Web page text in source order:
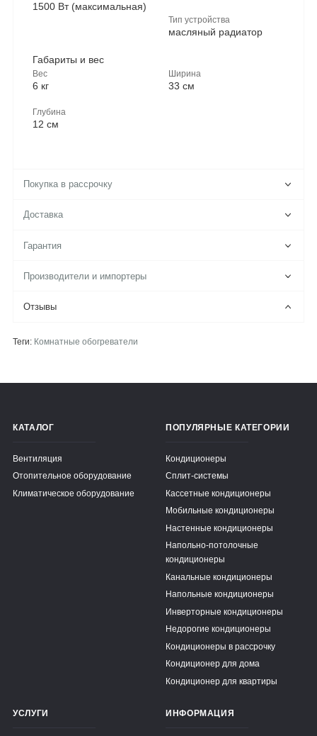
1500 Вт (максимальная)
Тип устройства
масляный радиатор
Габариты и вес
Вес
6 кг
Глубина
12 см
Ширина
33 см
Покупка в рассрочку
Доставка
Гарантия
Производители и импортеры
Отзывы
Теги: Комнатные обогреватели
КАТАЛОГ
Вентиляция
Отопительное оборудование
Климатическое оборудование
ПОПУЛЯРНЫЕ КАТЕГОРИИ
Кондиционеры
Сплит-системы
Кассетные кондиционеры
Мобильные кондиционеры
Настенные кондиционеры
Напольно-потолочные
кондиционеры
Канальные кондиционеры
Напольные кондиционеры
Инверторные кондиционеры
Недорогие кондиционеры
Кондиционеры в рассрочку
Кондиционер для дома
Кондиционер для квартиры
УСЛУГИ ИНФОРМАЦИЯ